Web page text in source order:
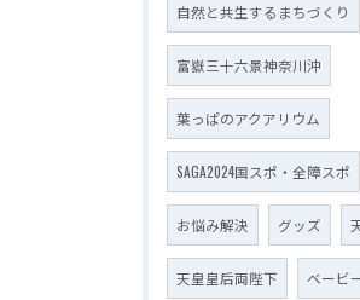
自然と共生するまちづくり
富嶽三十六景神奈川沖
葉っぱのアクアリウム
SAGA2024国スポ・全障スポ
お悩み解決 グッズ
天皇皇后両陛下 ベービ